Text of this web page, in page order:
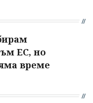
ЕС, но
време